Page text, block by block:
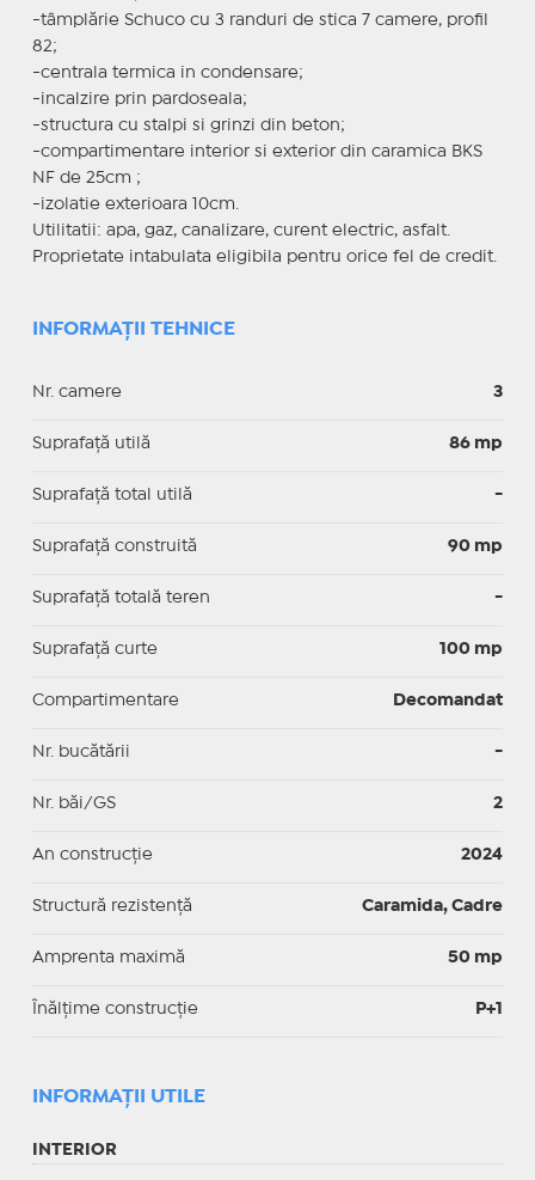
-tâmplărie Schuco cu 3 randuri de stica 7 camere, profil
82;
-centrala termica in condensare;
-incalzire prin pardoseala;
-structura cu stalpi si grinzi din beton;
-compartimentare interior si exterior din caramica BKS
NF de 25cm ;
-izolatie exterioara 10cm.
Utilitatii: apa, gaz, canalizare, curent electric, asfalt.
Proprietate intabulata eligibila pentru orice fel de credit.
INFORMAȚII TEHNICE
Nr. camere 3
Suprafaţă utilă 86 mp
Suprafaţă total utilă -
Suprafaţă construită 90 mp
Suprafață totală teren -
Suprafaţă curte 100 mp
Compartimentare Decomandat
Nr. bucătării -
Nr. băi/GS 2
An construcție 2024
Structură rezistență Caramida, Cadre
Amprenta maximă 50 mp
Înălțime construcție P+1
INFORMAŢII UTILE
INTERIOR